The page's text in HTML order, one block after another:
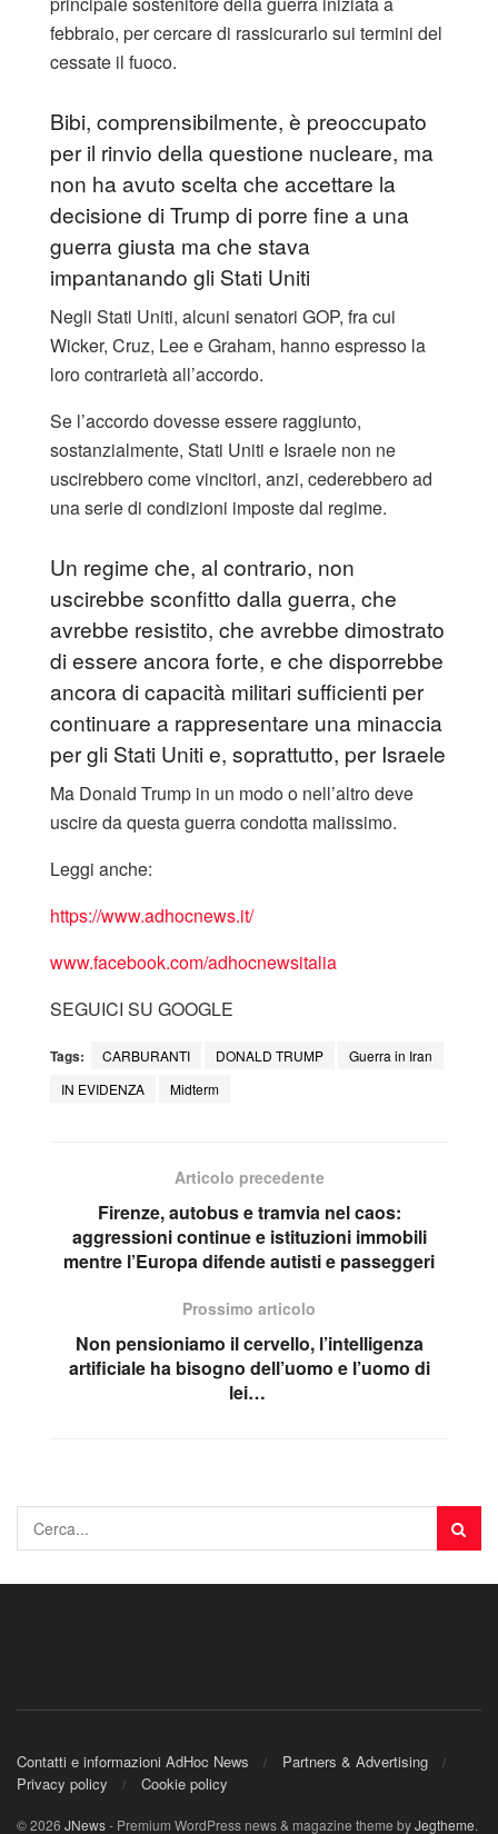
febbraio, per cercare di rassicurarlo sui termini del
cessate il fuoco.
Bibi, comprensibilmente, è preoccupato
per il rinvio della questione nucleare, ma
non ha avuto scelta che accettare la
decisione di Trump di porre fine a una
guerra giusta ma che stava
impantanando gli Stati Uniti
Negli Stati Uniti, alcuni senatori GOP, fra cui
Wicker, Cruz, Lee e Graham, hanno espresso la
loro contrarietà all’accordo.
Se l’accordo dovesse essere raggiunto,
sostanzialmente, Stati Uniti e Israele non ne
uscirebbero come vincitori, anzi, cederebbero ad
una serie di condizioni imposte dal regime.
Un regime che, al contrario, non
uscirebbe sconfitto dalla guerra, che
avrebbe resistito, che avrebbe dimostrato
di essere ancora forte, e che disporrebbe
ancora di capacità militari sufficienti per
continuare a rappresentare una minaccia
per gli Stati Uniti e, soprattutto, per Israele
Ma Donald Trump in un modo o nell’altro deve
uscire da questa guerra condotta malissimo.
Leggi anche:
https://www.adhocnews.it/
www.facebook.com/adhocnewsitalia
SEGUICI SU GOOGLE
Tags: CARBURANTI DONALD TRUMP
Guerra in Iran
IN EVIDENZA
Midterm
Articolo precedente
Firenze, autobus e tramvia nel caos:
aggressioni continue e istituzioni immobili
mentre l’Europa difende autisti e passeggeri
Prossimo articolo
Non pensioniamo il cervello, l’intelligenza
artificiale ha bisogno dell’uomo e l’uomo di
lei… ​
Contatti e informazioni AdHoc News
Partners & Advertising
Privacy policy
Cookie policy
© 2026 JNews- Premium WordPress news & magazine theme byJegtheme.